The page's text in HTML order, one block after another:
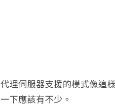
代理伺服器支援的模式像這
一下應該有不少。